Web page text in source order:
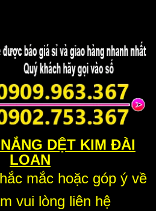
mắc hoặc góp ý về
vui lòng liên hệ